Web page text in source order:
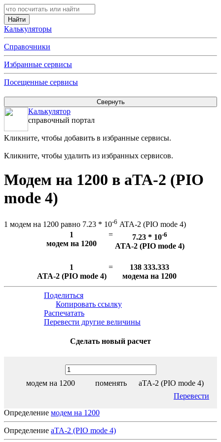
Калькуляторы
Справочники
Избранные сервисы
Посещенные сервисы
Калькулятор
справочный портал
Кликните, чтобы добавить в избранные сервисы.
Кликните, чтобы удалить из избранных сервисов.
Модем на 1200 в aTA-2 (PIO
mode 4)
1 модем на 1200 равно 7.23 * 10-6 ATA-2 (PIO mode 4)
1
модем на 1200
= 7.23 * 10-6
ATA-2 (PIO mode 4)
1
ATA-2 (PIO mode 4)
=
138 333.333
модема на 1200
Поделиться
Копировать ссылку
Распечатать
Перевести другие величины
Сделать новый расчет
модем на 1200 поменять
aTA-2 (PIO mode 4)
Перевести
Определение модем на 1200
Определение aTA-2 (PIO mode 4)